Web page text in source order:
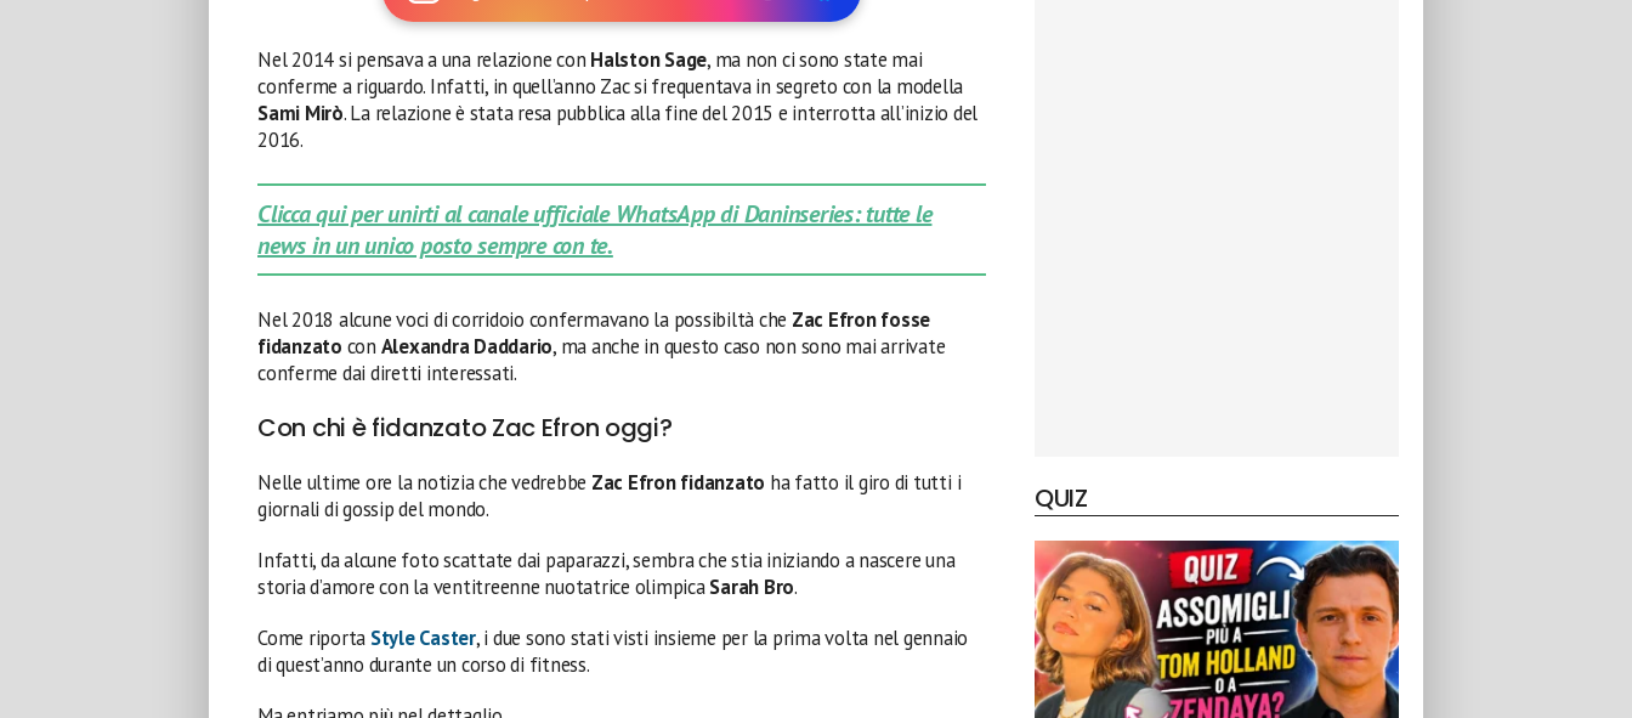
Nel 2014 si pensava a una relazione con Halston Sage, ma non ci sono state mai
conferme a riguardo. Infatti, in quell’anno Zac si frequentava in segreto con la modella
Sami Mirò. La relazione è stata resa pubblica alla fine del 2015 e interrotta all’inizio del
2016.
Clicca qui per unirti al canale ufficiale WhatsApp di Daninseries: tutte le
news in un unico posto sempre con te.
Nel 2018 alcune voci di corridoio confermavano la possibiltà che Zac Efron fosse
fidanzato con Alexandra Daddario, ma anche in questo caso non sono mai arrivate
conferme dai diretti interessati.
Con chi è fidanzato Zac Efron oggi?
Nelle ultime ore la notizia che vedrebbe Zac Efronfidanzato ha fatto il giro di tutti i
giornali di gossip del mondo.
Infatti, da alcune foto scattate dai paparazzi, sembra che stia iniziando a nascere una
storia d’amore con la ventitreenne nuotatrice olimpicaSarah Bro.
Come riporta Style Caster, i due sono stati visti insieme per la prima volta nel gennaio
di quest’anno durante un corso di fitness.
QUIZ